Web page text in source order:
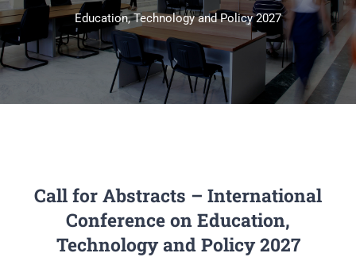
Πανεπιστημιακές Μονάδες
Education, Technology and Policy 2027
Call for Abstracts – International
Conference on Education,
Technology and Policy 2027